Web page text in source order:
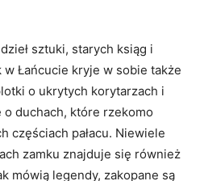
sztuki, starych ksiąg i
Łańcucie kryje w sobie także
o ukrytych korytarzach i
duchach, które rzekomo
częściach pałacu. Niewiele
zamku znajduje się również
mówią legendy, zakopane są